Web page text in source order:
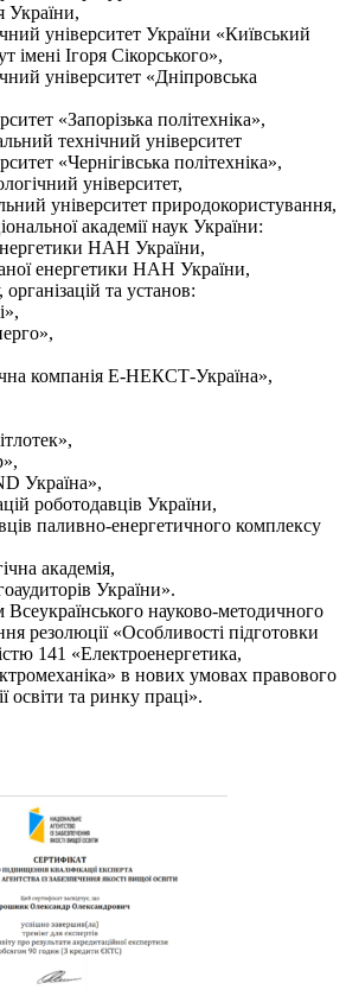
України,
університет України «Київський
імені Ігоря Сікорського»,
університет «Дніпровська
«Запорізька політехніка»,
технічний університет
«Чернігівська політехніка»,
університет,
університет природокористування,
академії наук України:
НАН України,
енергетики НАН України,
та установ:
компанія E-НЕКСТ-Україна»,
Україна»,
роботодавців України,
паливно-енергетичного комплексу
академія,
України».
науково-методичного
резолюції «Особливості підготовки
141 «Електроенергетика,
в нових умовах правового
освіти та ринку праці».